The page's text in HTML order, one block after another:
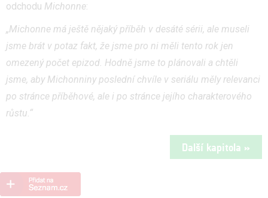
odchodu Michonne:
„Michonne má ještě nějaký příběh v desáté sérii, ale museli
jsme brát v potaz fakt, že jsme pro ni měli tento rok jen
omezený počet epizod. Hodně jsme to plánovali a chtěli
jsme, aby Michonniny poslední chvíle v seriálu měly relevanci
po stránce příběhové, ale i po stránce jejího charakterového
růstu.“
Další kapitola »